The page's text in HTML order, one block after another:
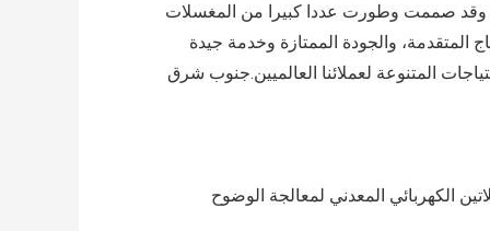
وقد صممت وطورت عددا كبيرا من المغسلات
المتقدمة، والجودة الممتازة وخدمة جيدة
المتنوعة لعملائنا العالميين.جنوب شرق
الكهربائي المعدني لمعالجة الوضوح